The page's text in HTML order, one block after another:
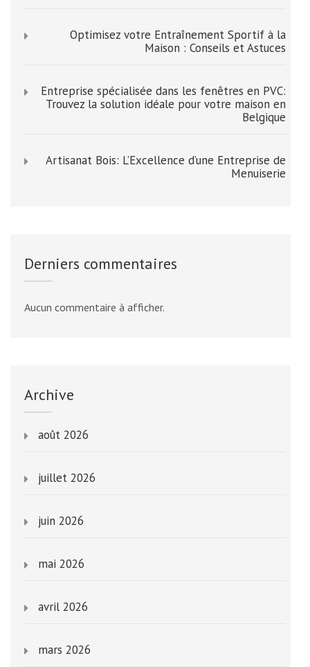
Optimisez votre Entraînement Sportif à la
Maison : Conseils et Astuces
Entreprise spécialisée dans les fenêtres en PVC:
Trouvez la solution idéale pour votre maison en
Belgique
Artisanat Bois: L’Excellence d’une Entreprise de
Menuiserie
Derniers commentaires
Aucun commentaire à afficher.
Archive
août 2026
juillet 2026
juin 2026
mai 2026
avril 2026
mars 2026